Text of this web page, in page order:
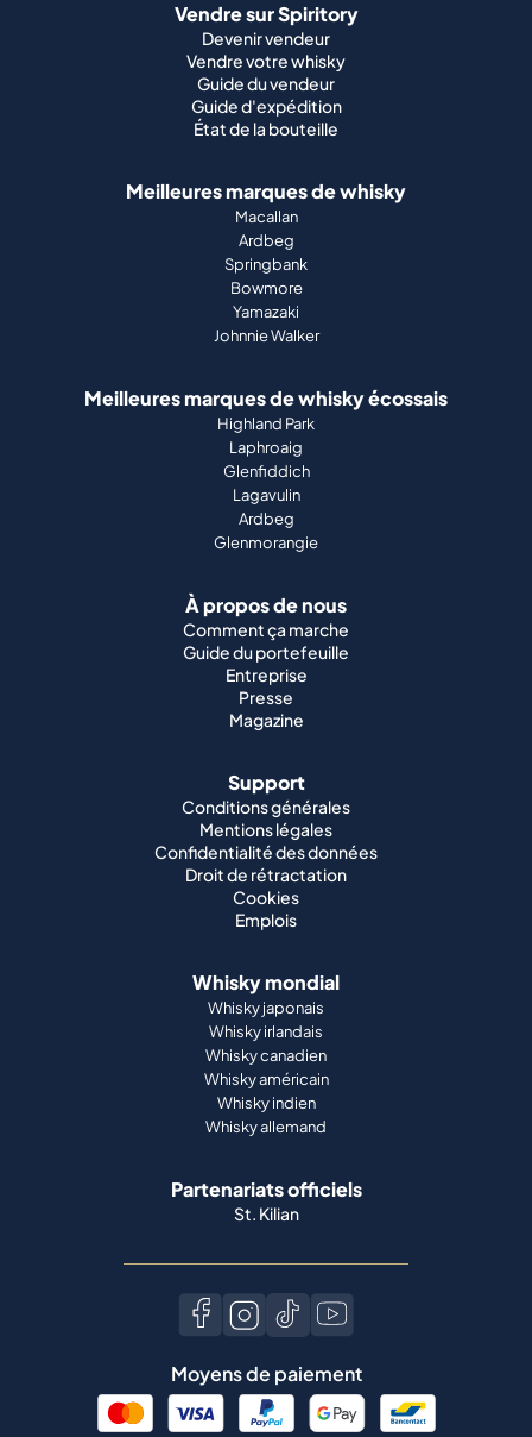
Vendre sur Spiritory
Devenir vendeur
Vendre votre whisky
Guide du vendeur
Guide d'expédition
État de la bouteille
Meilleures marques de whisky
Macallan
Ardbeg
Springbank
Bowmore
Yamazaki
Johnnie Walker
Meilleures marques de whisky écossais
Highland Park
Laphroaig
Glenfiddich
Lagavulin
Ardbeg
Glenmorangie
À propos de nous
Comment ça marche
Guide du portefeuille
Entreprise
Presse
Magazine
Support
Conditions générales
Mentions légales
Confidentialité des données
Droit de rétractation
Cookies
Emplois
Whisky mondial
Whisky japonais
Whisky irlandais
Whisky canadien
Whisky américain
Whisky indien
Whisky allemand
Partenariats officiels
St. Kilian
Moyens de paiement